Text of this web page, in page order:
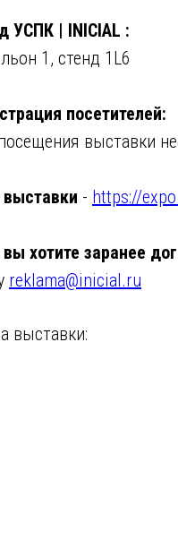
УСПК | INICIAL :
1, стенд 1L6
посетителей:
выставки
выставки - https://
хотите заранее
reklama@inicial.ru
выставки: